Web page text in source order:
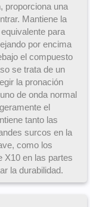
proporciona una
Mantiene la
para
por encima
el compuesto
se trata de un
la pronación
de onda normal
el
tanto las
surcos en la
como los
X10 en las partes
la durabilidad.